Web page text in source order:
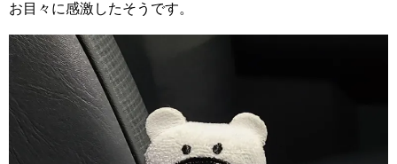
お目々に感激したそうです。